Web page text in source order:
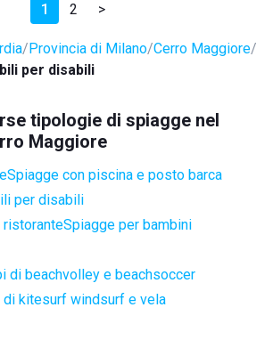
1 2 >
Provincia di Milano Cerro Maggiore
per disabili
tipologie di spiagge nel
Maggiore
Spiagge con piscina e posto barca
per disabili
ristoranteSpiagge per bambini
di beachvolley e beachsoccer
kitesurf windsurf e vela